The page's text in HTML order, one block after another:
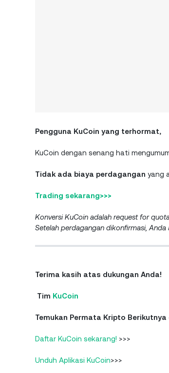
Pengguna KuCoin yang terhormat,
KuCoin dengan senang hati
Tidak ada biaya perdagangan yang
Trading sekarang>>>
Konversi KuCoin adalah request for
Setelah perdagangan dikonfirmasi,
Terima kasih atas dukungan Anda!
Tim KuCoin
Temukan Permata Kripto Berikutnya
Daftar KuCoin sekarang! >>>
Unduh Aplikasi KuCoin>>>